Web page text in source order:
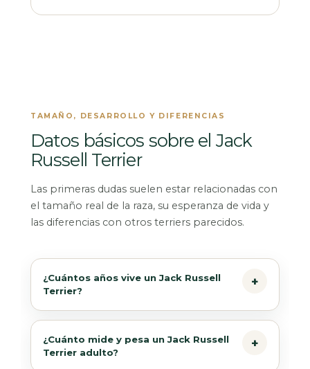
TAMAÑO, DESARROLLO Y DIFERENCIAS
Datos básicos sobre el Jack
Russell Terrier
Las primeras dudas suelen estar relacionadas con
el tamaño real de la raza, su esperanza de vida y
las diferencias con otros terriers parecidos.
¿Cuántos años vive un Jack Russell
Terrier?
¿Cuánto mide y pesa un Jack Russell
Terrier adulto?